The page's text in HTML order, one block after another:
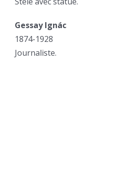
Gessay Ignác
1874-1928
Journaliste.